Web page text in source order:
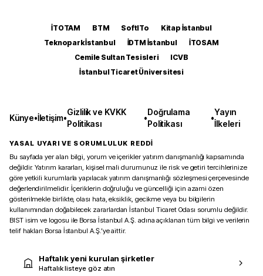
İTOTAM BTM SoftITo
Kitap İstanbul
Teknopark İstanbul
İDTM İstanbul
İTOSAM
Cemile Sultan Tesisleri
ICVB
İstanbul Ticaret Üniversitesi
Künye•İletişim•
Gizlilik ve KVKK
Politikası
•
Doğrulama
Politikası
•
Yayın
İlkeleri
YASAL UYARI VE SORUMLULUK REDDİ
Bu sayfada yer alan bilgi, yorum ve içerikler yatırım danışmanlığı kapsamında
değildir. Yatırım kararları, kişisel mali durumunuz ile risk ve getiri tercihlerinize
göre yetkili kurumlarla yapılacak yatırım danışmanlığı sözleşmesi çerçevesinde
değerlendirilmelidir. İçeriklerin doğruluğu ve güncelliği için azami özen
gösterilmekle birlikte, olası hata, eksiklik, gecikme veya bu bilgilerin
kullanımından doğabilecek zararlardan İstanbul Ticaret Odası sorumlu değildir.
BIST isim ve logosu ile Borsa İstanbul A.Ş. adına açıklanan tüm bilgi ve verilerin
telif hakları Borsa İstanbul A.Ş.’ye aittir.
Haftalık yeni kurulan şirketler
Haftalık listeye göz atın